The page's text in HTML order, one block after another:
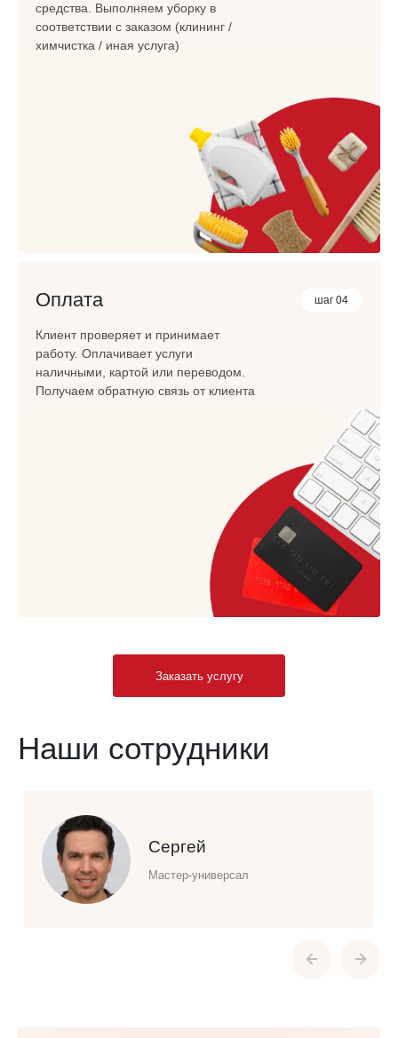
средства. Выполняем уборку в
соответствии с заказом (клининг /
химчистка / иная услуга)
шаг 04
Оплата
Клиент проверяет и принимает
работу. Оплачивает услуги
наличными, картой или переводом.
Получаем обратную связь от клиента
Заказать услугу
Наши сотрудники
Сергей
Мастер-универсал